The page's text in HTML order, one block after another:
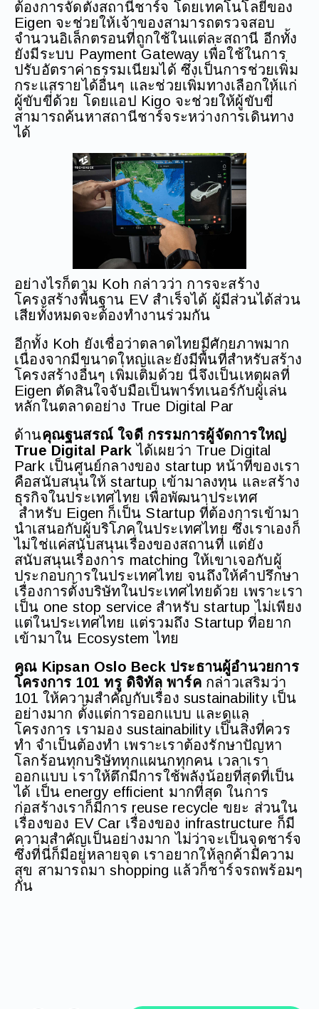
ต้องการจัดตั้งสถานีชาร์จ โดยเทคโนโลยีของ
Eigen จะช่วยให้เจ้าของสามารถตรวจสอบ
จำนวนอิเล็กตรอนที่ถูกใช้ในแต่ละสถานี อีกทั้ง
ยังมีระบบ Payment Gateway เพื่อใช้ในการ
ปรับอัตราค่าธรรมเนียมได้ ซึ่งเป็นการช่วยเพิ่ม
กระแสรายได้อื่นๆ และช่วยเพิ่มทางเลือกให้แก่
ผู้ขับขี่ด้วย โดยแอป Kigo จะช่วยให้ผู้ขับขี่
สามารถค้นหาสถานีชาร์จระหว่างการเดินทาง
ได้
อย่างไรก็ตาม Koh กล่าวว่า การจะสร้าง
โครงสร้างพื้นฐาน EV สำเร็จได้ ผู้มีส่วนได้ส่วน
เสียทั้งหมดจะต้องทำงานร่วมกัน
อีกทั้ง Koh ยังเชื่อว่าตลาดไทยมีศักยภาพมาก
เนื่องจากมีขนาดใหญ่และยังมีพื้นที่สำหรับสร้าง
โครงสร้างอื่นๆ เพิ่มเติมด้วย นี่จึงเป็นเหตุผลที่
Eigen ตัดสินใจจับมือเป็นพาร์ทเนอร์กับผู้เล่น
หลักในตลาดอย่าง True Digital Par
ด้านคุณฐนสรณ์ ใจดี กรรมการผู้จัดการใหญ่
True Digital Parkได้เผยว่า True Digital
Park เป็นศูนย์กลางของ startup หน้าที่ของเรา
คือสนับสนุนให้ startup เข้ามาลงทุน และสร้าง
ธุรกิจในประเทศไทย เพื่อพัฒนาประเทศ
สำหรับ Eigen ก็เป็น Startup ที่ต้องการเข้ามา
นำเสนอกับผู้บริโภคในประเทศไทย ซึ่งเราเองก็
ไม่ใช่แค่สนับสนุนเรื่องของสถานที่ แต่ยัง
สนับสนุนเรื่องการ matching ให้เขาเจอกับผู้
ประกอบการในประเทศไทย จนถึงให้คำปรึกษา
เรื่องการตั้งบริษัทในประเทศไทยด้วย เพราะเรา
เป็น one stop service สำหรับ startup ไม่เพียง
แต่ในประเทศไทย แต่รวมถึง Startup ที่อยาก
เข้ามาใน Ecosystem ไทย
คุณ Kipsan Oslo Beck ประธานผู้อำนวยการ
โครงการ 101 ทรู ดิจิทัล พาร์คกล่าวเสริมว่า
101 ให้ความสำคัญกับเรื่อง sustainability เป็น
อย่างมาก ตั้งแต่การออกแบบ และดูแล
โครงการ เรามอง sustainability เป็นสิ่งที่ควร
ทำ จำเป็นต้องทำ เพราะเราต้องรักษาปัญหา
โลกร้อนทุกบริษัททุกแผนกทุกคน เวลาเรา
ออกแบบ เราให้ตึกมีการใช้พลังน้อยที่สุดที่เป็น
ได้ เป็น energy efficient มากที่สุด ในการ
ก่อสร้างเราก็มีการ reuse recycle ขยะ ส่วนใน
เรื่องของ EV Car เรื่องของ infrastructure ก็มี
ความสำคัญเป็นอย่างมาก ไม่ว่าจะเป็นจุดชาร์จ
ซึ่งที่นี่ก็มีอยู่หลายจุด เราอยากให้ลูกค้ามีความ
สุข สามารถมา shopping แล้วก็ชาร์จรถพร้อมๆ
กัน